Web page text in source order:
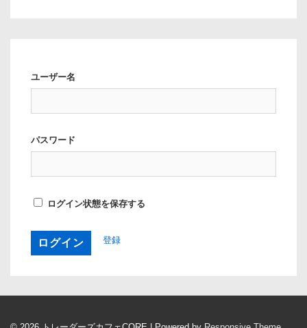
ユーザー名
パスワード
ログイン状態を保存する
登録